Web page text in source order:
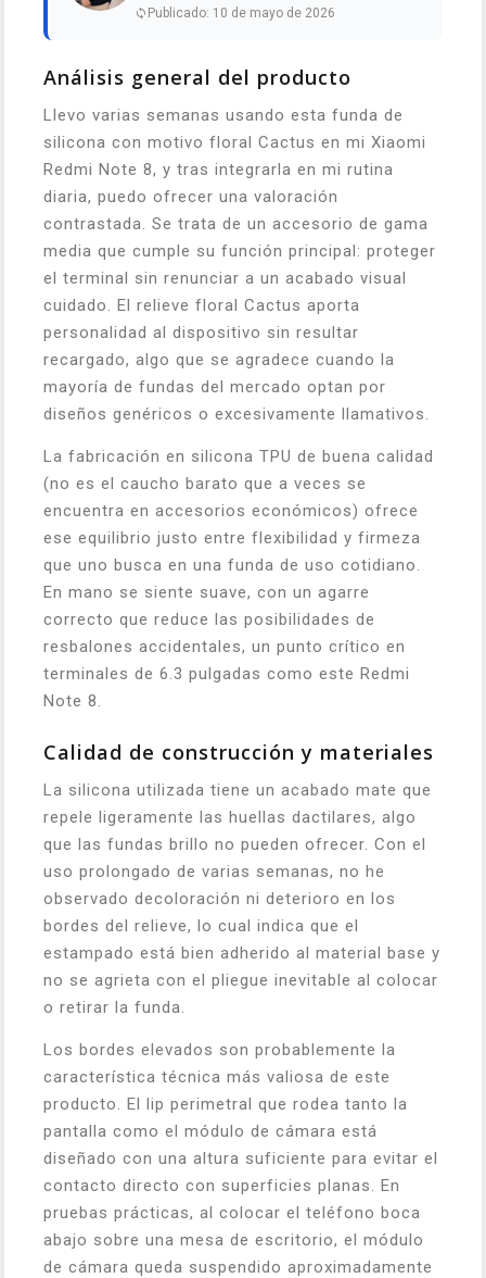
Publicado: 10 de mayo de 2026
Análisis general del producto
Llevo varias semanas usando esta funda de
silicona con motivo floral Cactus en mi Xiaomi
Redmi Note 8, y tras integrarla en mi rutina
diaria, puedo ofrecer una valoración
contrastada. Se trata de un accesorio de gama
media que cumple su función principal: proteger
el terminal sin renunciar a un acabado visual
cuidado. El relieve floral Cactus aporta
personalidad al dispositivo sin resultar
recargado, algo que se agradece cuando la
mayoría de fundas del mercado optan por
diseños genéricos o excesivamente llamativos.
La fabricación en silicona TPU de buena calidad
(no es el caucho barato que a veces se
encuentra en accesorios económicos) ofrece
ese equilibrio justo entre flexibilidad y firmeza
que uno busca en una funda de uso cotidiano.
En mano se siente suave, con un agarre
correcto que reduce las posibilidades de
resbalones accidentales, un punto crítico en
terminales de 6.3 pulgadas como este Redmi
Note 8.
Calidad de construcción y materiales
La silicona utilizada tiene un acabado mate que
repele ligeramente las huellas dactilares, algo
que las fundas brillo no pueden ofrecer. Con el
uso prolongado de varias semanas, no he
observado decoloración ni deterioro en los
bordes del relieve, lo cual indica que el
estampado está bien adherido al material base y
no se agrieta con el pliegue inevitable al colocar
o retirar la funda.
Los bordes elevados son probablemente la
característica técnica más valiosa de este
producto. El lip perimetral que rodea tanto la
pantalla como el módulo de cámara está
diseñado con una altura suficiente para evitar el
contacto directo con superficies planas. En
pruebas prácticas, al colocar el teléfono boca
abajo sobre una mesa de escritorio, el módulo
de cámara queda suspendido aproximadamente